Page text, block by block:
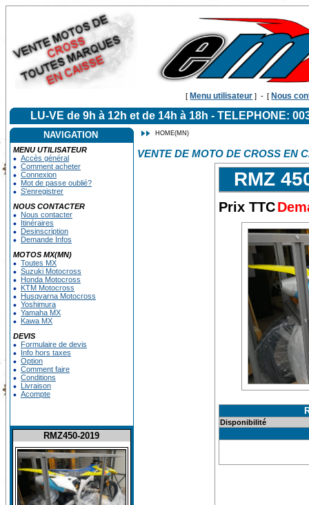
[ Menu utilisateur ] - [ Nous
LU-VE de 9h à 12h et de 14h à 18h - TELEPHONE:
NAVIGATION
MENU UTILISATEUR
Accès général
Comment acheter
Connexion
Mot de passe oublié?
S'enregistrer
NOUS CONTACTER
Nous contacter
Itinéraires
Desinscription
Demande Infos
MOTOS MX(MN)
Toutes MX
Suzuki Motocross
Honda Motocross
KTM Motocross
Husqvarna Motocross
Yoshimura
Yamaha MX
Kawa MX
DEVIS
Formulaire de devis
Info hors taxes
Option
Comment faire
Conditions
Livraison
Acompte
RMZ450-2019
HOME(MN)
VENTE DE MOTO DE CROSS EN
RMZ
Prix TTC
Disponibilité